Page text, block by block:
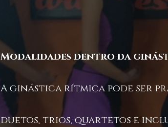
Modalidades dentro da
A ginástica rítmica pode ser
duetos, trios, quartetos e